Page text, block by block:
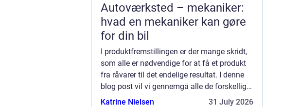
Autoværksted – mekaniker:
hvad en mekaniker kan gøre
for din bil
I produktfremstillingen er der mange skridt,
som alle er nødvendige for at få et produkt
fra råvarer til det endelige resultat. I denne
blog post vil vi gennemgå alle de forskellige
instanser og fabrikker, der er involveret i
Katrine Nielsen 31 July 2026